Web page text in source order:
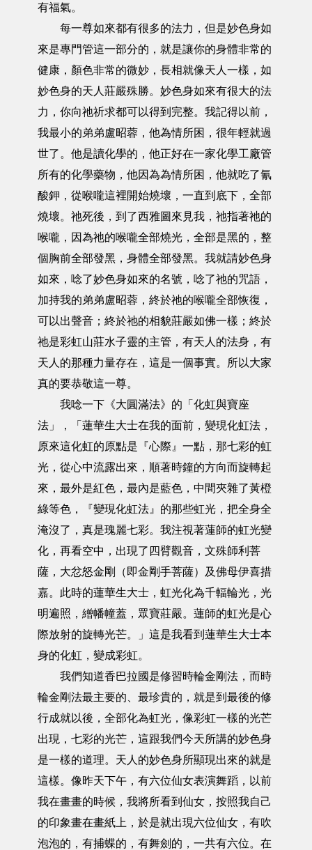
有福氣。
每一尊如來都有很多的法力，但是妙色身如
來是專門管這一部分的，就是讓你的身體非常的
健康，顏色非常的微妙，長相就像天人一樣，如
妙色身的天人莊嚴殊勝。妙色身如來有很大的法
力，你向祂祈求都可以得到完整。我記得以前，
我最小的弟弟盧昭蓉，他為情所困，很年輕就過
世了。他是讀化學的，他正好在一家化學工廠管
所有的化學藥物，他因為為情所困，他就吃了氰
酸鉀，從喉嚨這裡開始燒壞，一直到底下，全部
燒壞。祂死後，到了西雅圖來見我，祂指著祂的
喉嚨，因為祂的喉嚨全部燒光，全部是黑的，整
個胸前全部發黑，身體全部發黑。我就請妙色身
如來，唸了妙色身如來的名號，唸了祂的咒語，
加持我的弟弟盧昭蓉，終於祂的喉嚨全部恢復，
可以出聲音；終於祂的相貌莊嚴如佛一樣；終於
祂是彩虹山莊水子靈的主管，有天人的法身，有
天人的那種力量存在，這是一個事實。所以大家
真的要恭敬這一尊。
我唸一下《大圓滿法》的「化虹與寶座
法」，「蓮華生大士在我的面前，變現化虹法，
原來這化虹的原點是『心際』一點，那七彩的虹
光，從心中流露出來，順著時鐘的方向而旋轉起
來，最外是紅色，最內是藍色，中間夾雜了黃橙
綠等色，『變現化虹法』的那些虹光，把全身全
淹沒了，真是瑰麗七彩。我注視著蓮師的虹光變
化，再看空中，出現了四臂觀音，文殊師利菩
薩，大忿怒金剛（即金剛手菩薩）及佛母伊喜措
嘉。此時的蓮華生大士，虹光化為千輻輪光，光
明遍照，繒幡幢蓋，眾寶莊嚴。蓮師的虹光是心
際放射的旋轉光芒。」這是我看到蓮華生大士本
身的化虹，變成彩虹。
我們知道香巴拉國是修習時輪金剛法，而時
輪金剛法最主要的、最珍貴的，就是到最後的修
行成就以後，全部化為虹光，像彩虹一樣的光芒
出現，七彩的光芒，這跟我們今天所講的妙色身
是一樣的道理。天人的妙色身所顯現出來的就是
這樣。像昨天下午，有六位仙女表演舞蹈，以前
我在畫畫的時候，我將所看到仙女，按照我自己
的印象畫在畫紙上，於是就出現六位仙女，有吹
泡泡的，有捕蝶的，有舞劍的，一共有六位。在